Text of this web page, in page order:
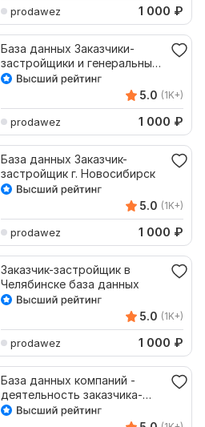
prodawez 1 000 ₽
База данных Заказчики-
застройщики и генеральные
подрядчики Красноярска
5.0 (1K+)
prodawez 1 000 ₽
База данных Заказчик-
застройщик г. Новосибирск
5.0 (1K+)
prodawez 1 000 ₽
Заказчик-застройщик в
Челябинске база данных
5.0 (1K+)
prodawez 1 000 ₽
База данных компаний -
деятельность заказчика-
застройщика